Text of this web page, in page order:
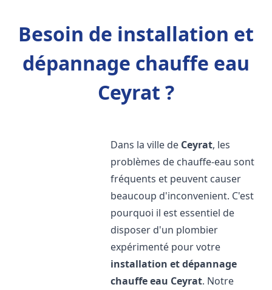
Besoin de installation et
dépannage chauffe eau
Ceyrat ?
Dans la ville de Ceyrat, les
problèmes de chauffe-eau sont
fréquents et peuvent causer
beaucoup d'inconvenient. C'est
pourquoi il est essentiel de
disposer d'un plombier
expérimenté pour votre
installation et dépannage
chauffe eau Ceyrat. Notre